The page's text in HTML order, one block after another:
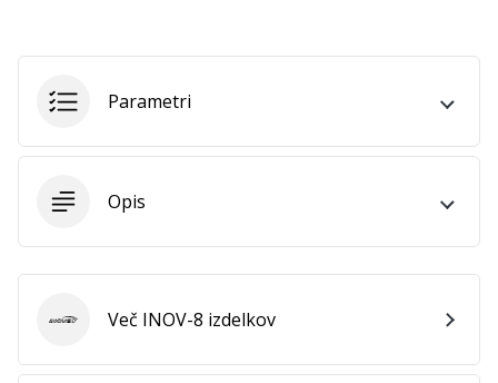
vse
Parametri
Opis
INOV-8Več INOV-8 izdelkov